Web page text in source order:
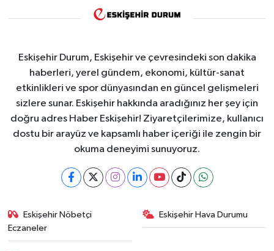
Eskişehir Durum, Eskişehir ve çevresindeki son dakika
haberleri, yerel gündem, ekonomi, kültür-sanat
etkinlikleri ve spor dünyasından en güncel gelişmeleri
sizlere sunar. Eskişehir hakkında aradığınız her şey için
doğru adres Haber Eskişehir! Ziyaretçilerimize, kullanıcı
dostu bir arayüz ve kapsamlı haber içeriği ile zengin bir
okuma deneyimi sunuyoruz.
Eskişehir Nöbetçi
Eczaneler
Eskişehir Hava Durumu